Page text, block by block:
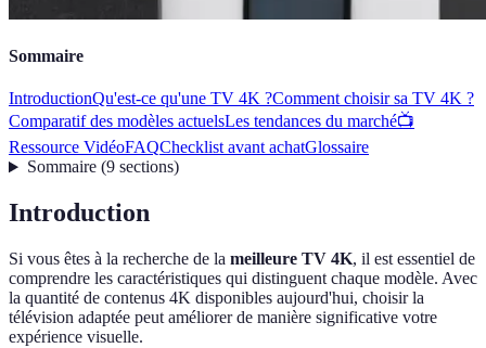
Sommaire
IntroductionQu'est-ce qu'une TV 4K ?Comment choisir sa TV 4K ?
Comparatif des modèles actuelsLes tendances du marché📺
Ressource VidéoFAQChecklist avant achatGlossaire
Sommaire(9 sections)
Introduction
Si vous êtes à la recherche de la meilleure TV 4K, il est essentiel de
comprendre les caractéristiques qui distinguent chaque modèle. Avec
la quantité de contenus 4K disponibles aujourd'hui, choisir la
télévision adaptée peut améliorer de manière significative votre
expérience visuelle.